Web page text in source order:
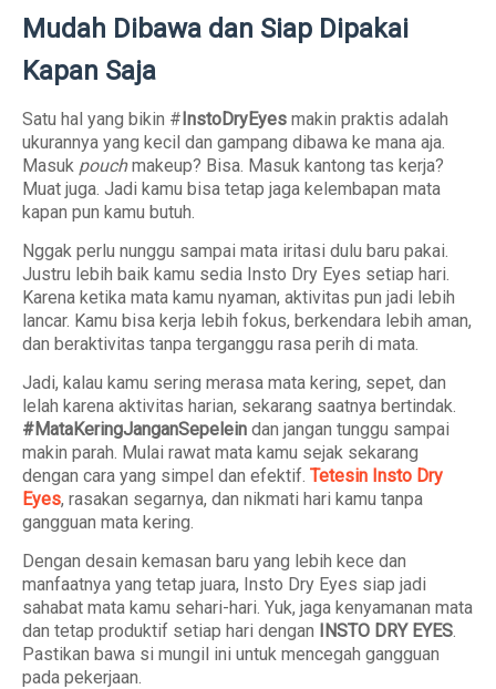
Mudah Dibawa dan Siap Dipakai
Kapan Saja
Satu hal yang bikin #InstoDryEyes makin praktis adalah
ukurannya yang kecil dan gampang dibawa ke mana aja.
Masuk pouchmakeup? Bisa. Masuk kantong tas kerja?
Muat juga. Jadi kamu bisa tetap jaga kelembapan mata
kapan pun kamu butuh.
Nggak perlu nunggu sampai mata iritasi dulu baru pakai.
Justru lebih baik kamu sedia Insto Dry Eyes setiap hari.
Karena ketika mata kamu nyaman, aktivitas pun jadi lebih
lancar. Kamu bisa kerja lebih fokus, berkendara lebih aman,
dan beraktivitas tanpa terganggu rasa perih di mata.
Jadi, kalau kamu sering merasa mata kering, sepet, dan
lelah karena aktivitas harian, sekarang saatnya bertindak.
#MataKeringJanganSepelein dan jangan tunggu sampai
makin parah. Mulai rawat mata kamu sejak sekarang
dengan cara yang simpel dan efektif. Tetesin Insto Dry
Eyes, rasakan segarnya, dan nikmati hari kamu tanpa
gangguan mata kering.
Dengan desain kemasan baru yang lebih kece dan
manfaatnya yang tetap juara, Insto Dry Eyes siap jadi
sahabat mata kamu sehari-hari. Yuk, jaga kenyamanan mata
dan tetap produktif setiap hari dengan INSTO DRY EYES.
Pastikan bawa si mungil ini untuk mencegah gangguan
pada pekerjaan.